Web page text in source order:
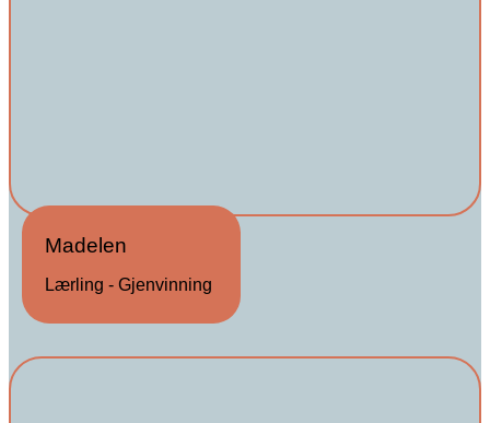
Madelen
Lærling - Gjenvinning